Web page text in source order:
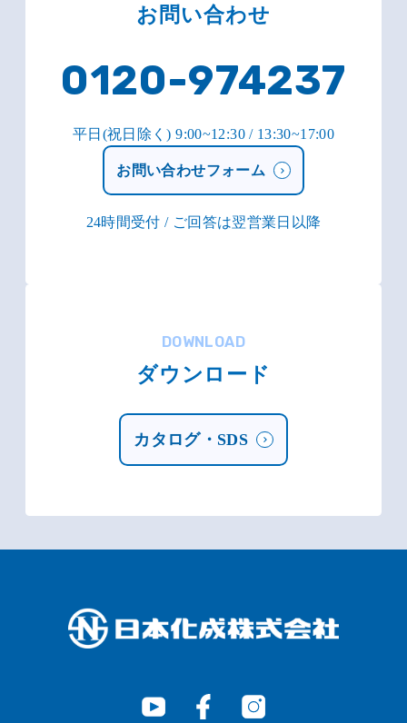
お問い合わせ
0120-974237
平日(祝日除く) 9:00~12:30 / 13:30~17:00
お問い合わせフォーム
24時間受付 / ご回答は翌営業日以降
DOWNLOAD
ダウンロード
カタログ・SDS